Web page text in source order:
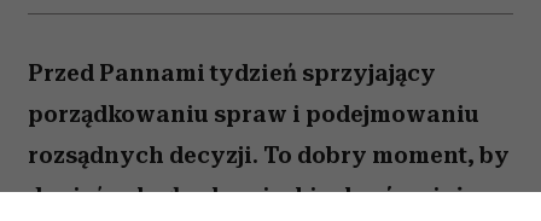
Przed Pannami tydzień sprzyjający
porządkowaniu spraw i podejmowaniu
rozsądnych decyzji. To dobry moment, by
dopiąć zaległe obowiązki, ale również